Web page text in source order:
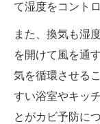
て湿度をコント
また、換気も湿
を開けて風を通
気を循環させる
すい浴室やキッ
とがカビ予防に